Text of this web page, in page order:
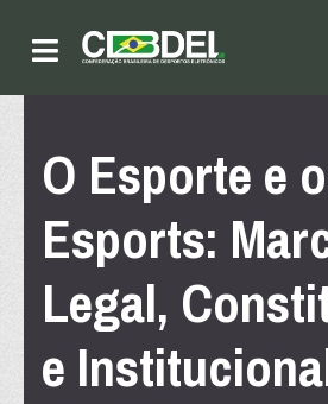
O Esporte e
Esports:
Legal,
e